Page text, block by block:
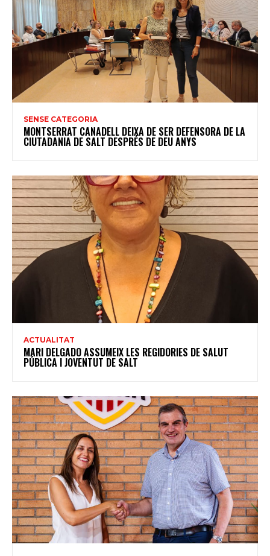
SENSE CATEGORIA
MONTSERRAT CANADELL DEIXA DE SER DEFENSORA DE LA
CIUTADANIA DE SALT DESPRÉS DE DEU ANYS
ACTUALITAT
MARI DELGADO ASSUMEIX LES REGIDORIES DE SALUT
PÚBLICA I JOVENTUT DE SALT